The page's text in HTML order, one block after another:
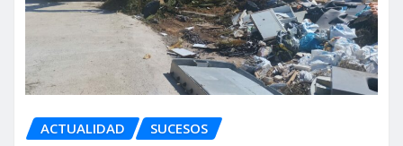
ACTUALIDAD SUCESOS